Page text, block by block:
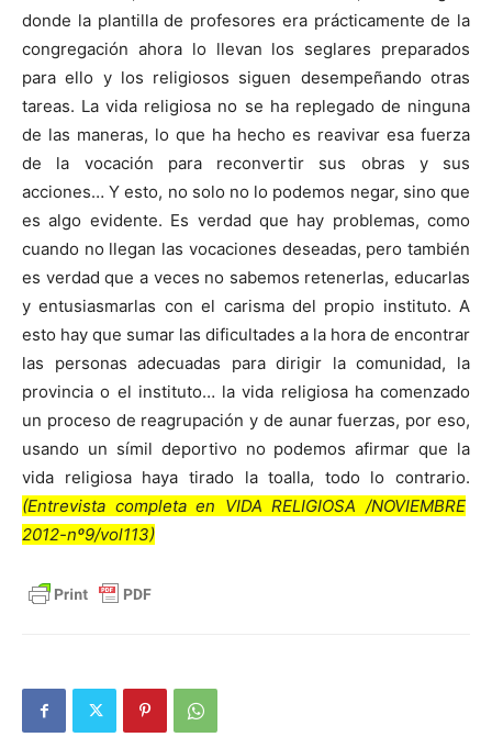
donde la plantilla de profesores era prácticamente de la
congregación ahora lo llevan los seglares preparados
para ello y los religiosos siguen desempeñando otras
tareas. La vida religiosa no se ha replegado de ninguna
de las maneras, lo que ha hecho es reavivar esa fuerza
de la vocación para reconvertir sus obras y sus
acciones… Y esto, no solo no lo podemos negar, sino que
es algo evidente. Es verdad que hay problemas, como
cuando no llegan las vocaciones deseadas, pero también
es verdad que a veces no sabemos retenerlas, educarlas
y entusiasmarlas con el carisma del propio instituto. A
esto hay que sumar las dificultades a la hora de encontrar
las personas adecuadas para dirigir la comunidad, la
provincia o el instituto… la vida religiosa ha comenzado
un proceso de reagrupación y de aunar fuerzas, por eso,
usando un símil deportivo no podemos afirmar que la
vida religiosa haya tirado la toalla, todo lo contrario.
(Entrevista completa en VIDA RELIGIOSA /NOVIEMBRE
2012-nº9/vol113)